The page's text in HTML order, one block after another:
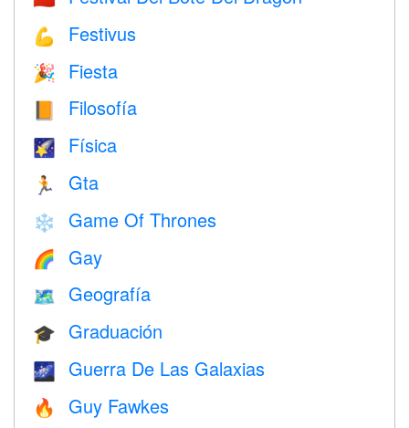
💪 Festivus
🎉 Fiesta
📙 Filosofía
🌠 Física
🏃 Gta
❄️ Game Of Thrones
🌈 Gay
🗺 Geografía
🎓 Graduación
🌌 Guerra De Las Galaxias
🔥 Guy Fawkes